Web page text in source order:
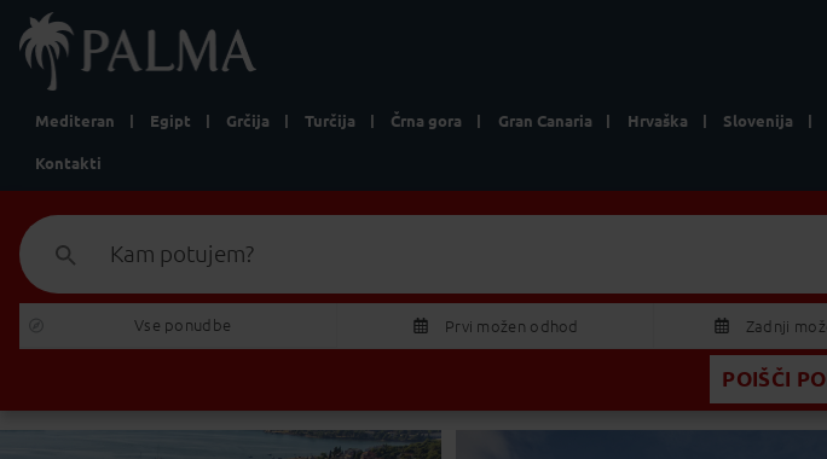
Mediteran Egipt Grčija Turčija Črna gora Gran Canaria Hrvaška Slovenija
Kontakti
Vse ponudbe Prvi možen odhod Zadnji
27
POIŠČI